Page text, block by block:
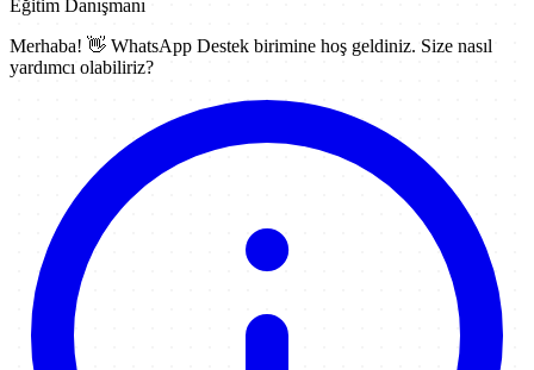
Eğitim Danışmanı
Merhaba! 👋 WhatsApp Destek birimine hoş geldiniz. Size nasıl
yardımcı olabiliriz?